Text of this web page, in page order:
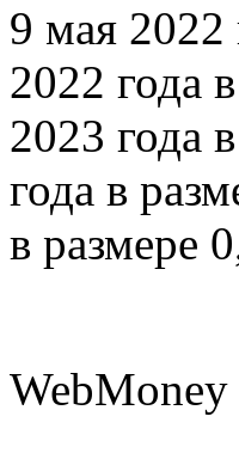
9 мая 2022
2022 года
2023 года
года в
в размере